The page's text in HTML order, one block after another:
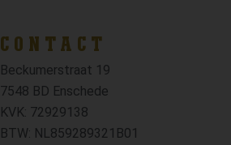
CONTACT
Beckumerstraat 19
7548 BD Enschede
KVK: 72929138
BTW: NL859289321B01